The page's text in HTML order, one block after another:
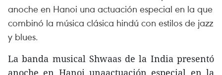
anoche en Hanoi una actuación especial en la que
combinó la música clásica hindú con estilos de jazz
y blues.
La banda musical Shwaas de la India presentó
anoche en Hanoi unaactuación especial en la